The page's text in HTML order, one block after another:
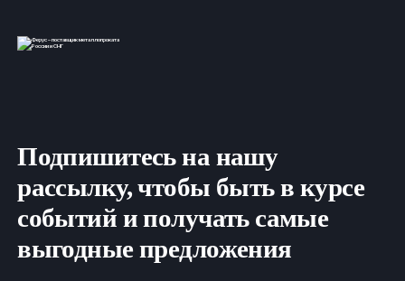
Подпишитесь на нашу
рассылку, чтобы быть в курсе
событий и получать самые
выгодные предложения